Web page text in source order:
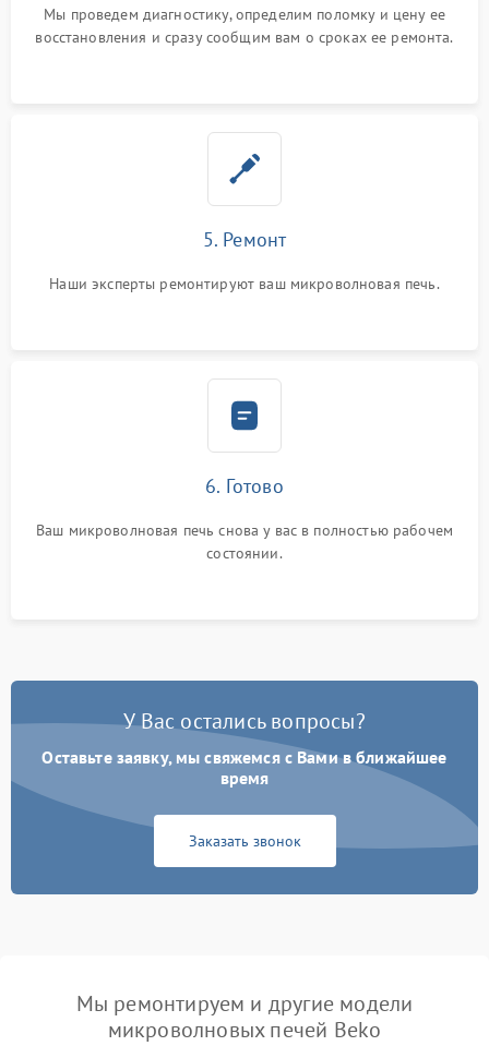
Мы проведем диагностику, определим поломку и цену ее
восстановления и сразу сообщим вам о сроках ее ремонта.
5. Ремонт
Наши эксперты ремонтируют ваш микроволновая печь.
6. Готово
Ваш микроволновая печь снова у вас в полностью рабочем
состоянии.
У Вас остались вопросы?
Оставьте заявку, мы свяжемся с Вами в ближайшее
время
Заказать звонок
Мы ремонтируем и другие модели
микроволновых печей Beko